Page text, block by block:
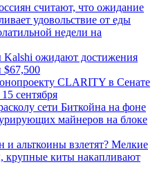
считают, что ожидание
удовольствие от еды
недели на
Kalshi ожидают достижения
$67,500
CLARITY в Сенате
сентября
сети Биткойна на фоне
майнеров на блоке
и альткоины взлетят? Мелкие
крупные киты накапливают